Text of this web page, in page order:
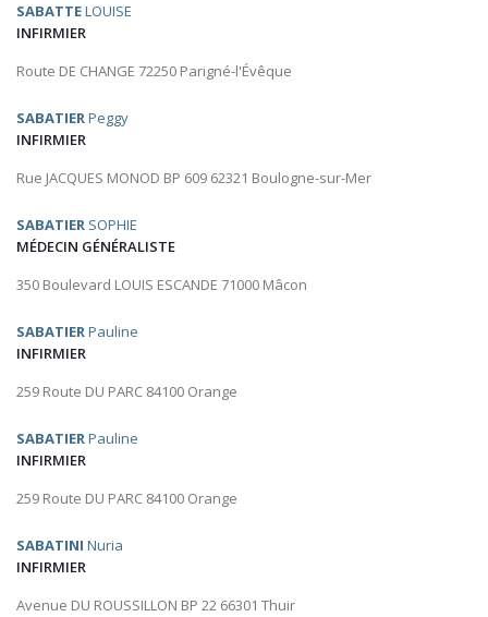
SABATTELOUISE
INFIRMIER
Route DE CHANGE 72250 Parigné-l'Évêque
SABATIERPeggy
INFIRMIER
Rue JACQUES MONOD BP 609 62321 Boulogne-sur-Mer
SABATIER SOPHIE
MÉDECIN GÉNÉRALISTE
350 Boulevard LOUIS ESCANDE 71000 Mâcon
SABATIERPauline
INFIRMIER
259 Route DU PARC 84100 Orange
SABATIERPauline
INFIRMIER
259 Route DU PARC 84100 Orange
SABATINI Nuria
INFIRMIER
Avenue DU ROUSSILLON BP 22 66301 Thuir